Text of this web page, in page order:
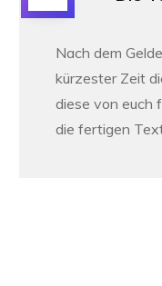
Nach dem
kürzester Zeit
diese von euch
die fertigen